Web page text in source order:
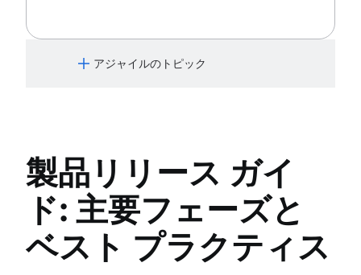
締め切り管理
Risk analysis
Project management AI agents
What is a PMO?
Adaptive project management
Jira での課題
Jira で課題をエスカレーション
アジャイルのトピック
スクラムとは？
スプリント
スプリント計画
アジャイル セレモニー
製品バックログ
スプリント レビュー
カンバン
カンバンとは
カンバン ボード
WIP 制限
アジャイル プロジェクト管理
アジャイル・プロジェクト管理とは
製品リリース ガイ
ド: 主要フェーズと
ベスト プラクティス